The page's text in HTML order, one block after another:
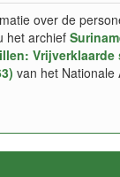
over de
het archief
Vrijverklaarde
van het Nationale